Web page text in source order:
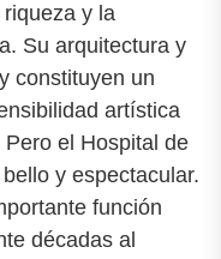
riqueza y la
Su arquitectura y
constituyen un
artística
el Hospital de
y espectacular.
función
décadas al